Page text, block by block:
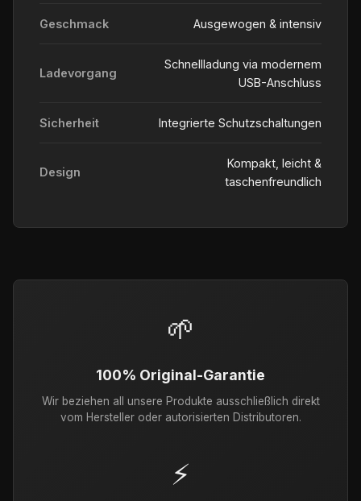
Geschmack Ausgewogen & intensiv
Ladevorgang
Schnellladung via modernem
USB-Anschluss
Sicherheit Integrierte Schutzschaltungen
Design
Kompakt, leicht &
taschenfreundlich
🌱
100% Original-Garantie
Wir beziehen all unsere Produkte ausschließlich direkt
vom Hersteller oder autorisierten Distributoren.
⚡